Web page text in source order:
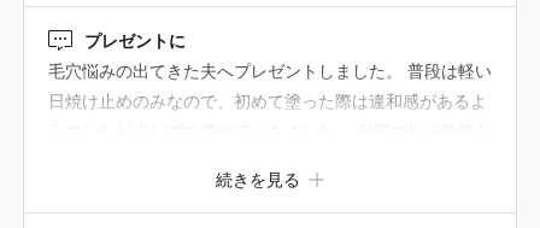
プレゼントに
毛穴悩みの出てきた夫へプレゼントしました。 普段は軽い
日焼け止めのみなので、初めて塗った際は違和感があるよ
より隠れているように思います。 夏は流石に汗をかくので
続きを見る